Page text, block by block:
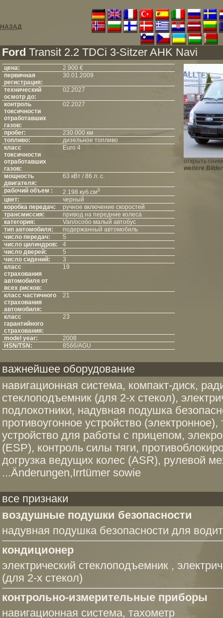
НАЗАД
Ford Transit 2.2 TDCi 3-Sitzer AHK Navi
цена:
2.900 €
первичная
регистрация:
30.01.2009
технический
осмотр до:
02.2027
контроль
токсичности
отработавших
газов:
02.2027
пробег:
230.000 км
топливо:
дизельное топливо
класс
токсичности
отработавших
газов:
Euro 4
мощность
двигателя:
63 кВт / 86 л. с.
рабочий объем : 2.198 куб.см3
цвет:
черный
коробка передач:
ручное включение скоростей
трансмиссия:
привод на передние колеса
категория:
Van/особо малый автобус
тип автомобиля:
подержанный автомобиль
число передач:
5
число цилиндров:
4
число дверей:
5
число сидений:
3
класс
страхования
автомобиля от
всех рисков:
19
класс частичного
страхования
автомобиля:
21
класс
гарантийного
страхования:
23
model year:
2008
HSN/TSN:
8566/AGU
открыть
weitere Bilder
важнейшее оборудование
навигационная система, компакт-диск,
стеклоподъемник (для 2-х стекол),
подлокотники, надувная подушка
противоугонное устройство (электронное),
устройство для работы с прицепом,
(ESP), контроль силы тяги,
догрузка ведущих колес (ASR), рулевой
...Änderungen,Irrtümer sowie
все признаки
воздушные подушки безопасности
надувная подушка безопасности для
кондиционер
электрический стеклоподъемник ,
(для 2-х стекол)
контрольно-измерительные приборы
навигационная система, тахометр